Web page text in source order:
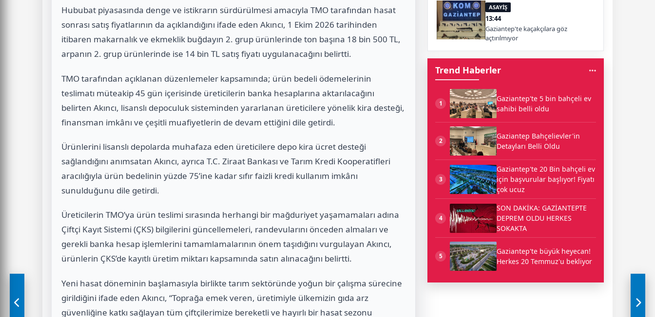
Hububat piyasasında denge ve istikrarın sürdürülmesi amacıyla TMO tarafından hasat
sonrası satış fiyatlarının da açıklandığını ifade eden Akıncı, 1 Ekim 2026 tarihinden
itibaren makarnalık ve ekmeklik buğdayın 2. grup ürünlerinde ton başına 18 bin 500 TL,
arpanın 2. grup ürünlerinde ise 14 bin TL satış fiyatı uygulanacağını belirtti.
TMO tarafından açıklanan düzenlemeler kapsamında; ürün bedeli ödemelerinin
teslimatı müteakip 45 gün içerisinde üreticilerin banka hesaplarına aktarılacağını
belirten Akıncı, lisanslı depoculuk sisteminden yararlanan üreticilere yönelik kira desteği,
finansman imkânı ve çeşitli muafiyetlerin de devam ettiğini dile getirdi.
Ürünlerini lisanslı depolarda muhafaza eden üreticilere depo kira ücret desteği
sağlandığını anımsatan Akıncı, ayrıca T.C. Ziraat Bankası ve Tarım Kredi Kooperatifleri
aracılığıyla ürün bedelinin yüzde 75’ine kadar sıfır faizli kredi kullanım imkânı
sunulduğunu dile getirdi.
Üreticilerin TMO’ya ürün teslimi sırasında herhangi bir mağduriyet yaşamamaları adına
Çiftçi Kayıt Sistemi (ÇKS) bilgilerini güncellemeleri, randevularını önceden almaları ve
gerekli banka hesap işlemlerini tamamlamalarının önem taşıdığını vurgulayan Akıncı,
ürünlerin ÇKS’de kayıtlı üretim miktarı kapsamında satın alınacağını belirtti.
Yeni hasat döneminin başlamasıyla birlikte tarım sektöründe yoğun bir çalışma sürecine
girildiğini ifade eden Akıncı, “Toprağa emek veren, üretimiyle ülkemizin gıda arz
güvenliğine katkı sağlayan tüm çiftçilerimize bereketli ve hayırlı bir hasat sezonu
ASAYİŞ
13:44
Gaziantep'te kaçakçılara göz
açtırılmıyor
Trend Haberler
1
Gaziantep'te 5 bin bahçeli ev
sahibi belli oldu
2
Gaziantep Bahçelievler'in
Detayları Belli Oldu
3
Gaziantep'te 20 Bin bahçeli ev
için başvurular başlıyor! Fiyatı
çok ucuz
4
SON DAKİKA: GAZİANTEPTE
DEPREM OLDU HERKES
SOKAKTA
5
Gaziantep'te büyük heyecan!
Herkes 20 Temmuz'u bekliyor